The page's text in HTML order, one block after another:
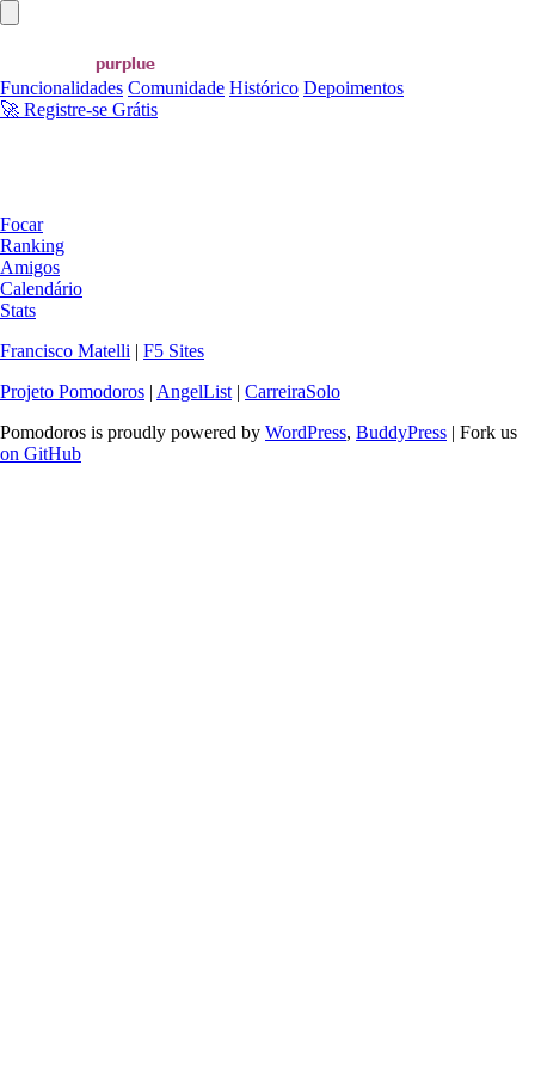
Funcionalidades Comunidade Histórico Depoimentos
🚀 Registre-se Grátis
Focar
Ranking
Amigos
Calendário
Stats
Francisco Matelli | F5 Sites
Projeto Pomodoros | AngelList | CarreiraSolo
Pomodoros is proudly powered by WordPress, BuddyPress | Fork us
on GitHub